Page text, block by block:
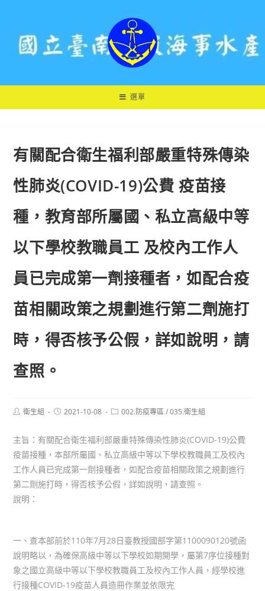
選單
有關配合衛生福利部嚴重特殊傳染
性肺炎(COVID-19)公費 疫苗接
種，教育部所屬國、私立高級中等
以下學校教職員工 及校內工作人
員已完成第一劑接種者，如配合疫
苗相關政策之規劃進行第二劑施打
時，得否核予公假，詳如說明，請
查照。
Post衛生組
Post2021-10-08
Post002.防疫專區 / 035.衛生組
主旨：有關配合衛生福利部嚴重特殊傳染性肺炎(COVID-19)公費
疫苗接種，本部所屬國、私立高級中等以下學校教職員工及校內
工作人員已完成第一劑接種者，如配合疫苗相關政策之規劃進行
第二劑施打時，得否核予公假，詳如說明，請查照。
說明：
一、查本部前於110年7月28日臺教授國部字第1100090120號函
說明略以，為確保高級中等以下學校如期開學，屬第7序位接種對
象之國立高級中等以下學校教職員工及校內工作人員，經學校進
行接種COVID-19疫苗人員造冊作業並依限完